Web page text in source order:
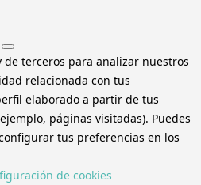
de terceros para analizar nuestros
relacionada con tus
elaborado a partir de tus
páginas visitadas). Puedes
tus preferencias en los
de cookies